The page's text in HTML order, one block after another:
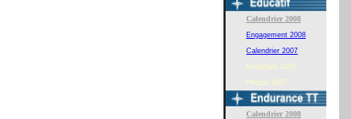
Calendrier 2008
Engagement 2008
Calendrier 2007
Résultats 2007
Photos 2007
Calendrier 2008